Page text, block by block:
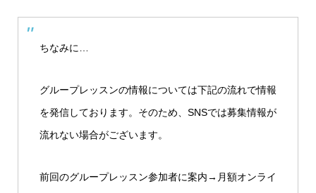
ちなみに…
グループレッスンの情報については下記の流れで情報
を発信しております。そのため、SNSでは募集情報が
流れない場合がございます。
前回のグループレッスン参加者に案内→月額オンライ